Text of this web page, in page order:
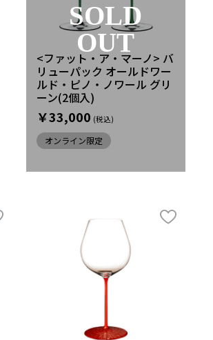
<ファット・ア・マーノ> バ
リューパック オールドワー
ルド・ピノ・ノワール グリ
ーン(2個入)
￥33,000
オンライン限定
SOLD
OUT